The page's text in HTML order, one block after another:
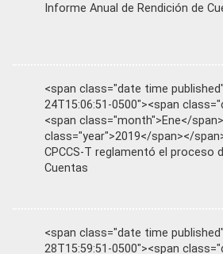
Informe Anual de Rendición de
<span class="date time
24T15:06:51-0500"><span
<span class="month">Ene</
class="year">2019</span></
CPCCS-T reglamentó el proceso
Cuentas
<span class="date time
28T15:59:51-0500"><span